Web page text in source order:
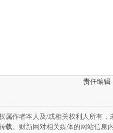
责任编辑
属作者本人及/或相关权利人所有，
载。财新网对相关媒体的网站信息